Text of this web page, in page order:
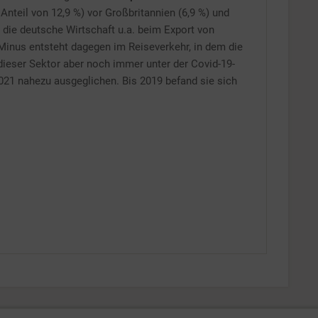
von 12,9 %) vor Großbritannien (6,9 %) und
deutsche Wirtschaft u.a. beim Export von
entsteht dagegen im Reiseverkehr, in dem die
Sektor aber noch immer unter der Covid-19-
nahezu ausgeglichen. Bis 2019 befand sie sich